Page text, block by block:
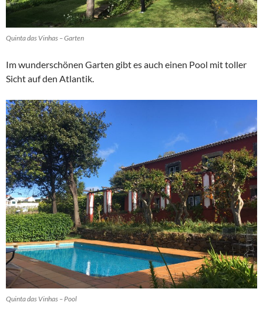
Quinta das Vinhas – Garten
Im wunderschönen Garten gibt es auch einen Pool mit toller
Sicht auf den Atlantik.
Quinta das Vinhas – Pool